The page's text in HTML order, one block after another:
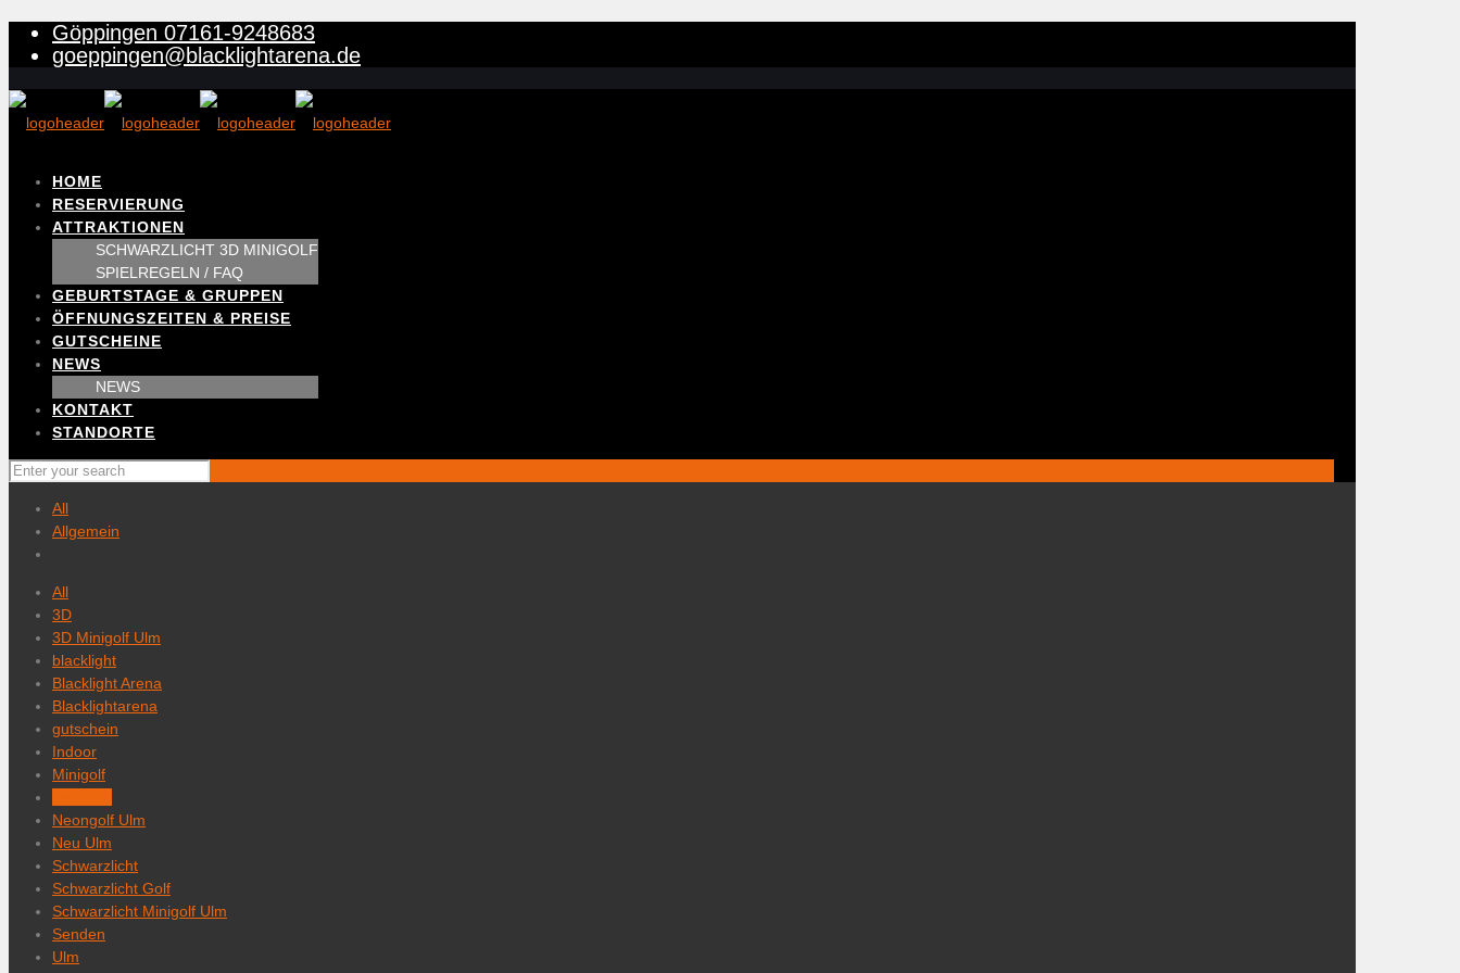
Göppingen 07161-9248683
goeppingen@blacklightarena.de
HOME
RESERVIERUNG
ATTRAKTIONEN
SCHWARZLICHT 3D MINIGOLF
SPIELREGELN / FAQ
GEBURTSTAGE & GRUPPEN
ÖFFNUNGSZEITEN & PREISE
GUTSCHEINE
NEWS
NEWS
KONTAKT
STANDORTE
All
Allgemein
All
3D
3D Minigolf Ulm
blacklight
Blacklight Arena
Blacklightarena
gutschein
Indoor
Minigolf
Neongolf Ulm
Neu Ulm
Schwarzlicht
Schwarzlicht Golf
Schwarzlicht Minigolf Ulm
Senden
Ulm